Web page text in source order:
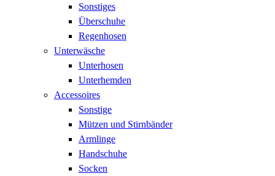
Sonstiges
Überschuhe
Regenhosen
Unterwäsche
Unterhosen
Unterhemden
Accessoires
Sonstige
Mützen und Stirnbänder
Armlinge
Handschuhe
Socken